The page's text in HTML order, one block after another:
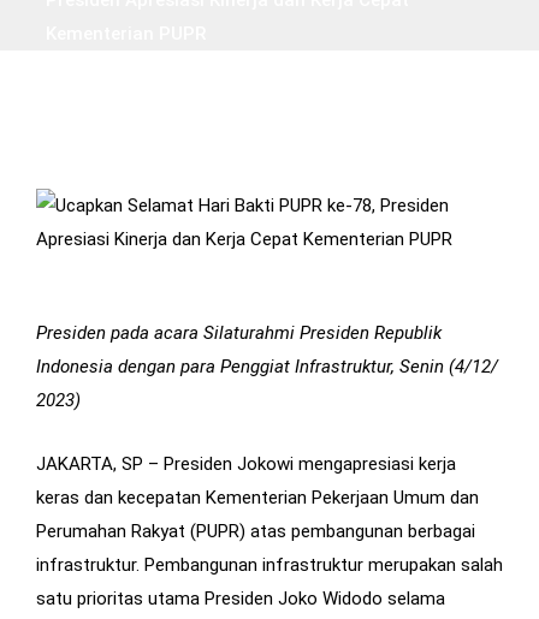
Presiden pada acara Silaturahmi Presiden Republik
Indonesia dengan para Penggiat Infrastruktur, Senin (4/12/
2023)
JAKARTA, SP – Presiden Jokowi mengapresiasi kerja
keras dan kecepatan Kementerian Pekerjaan Umum dan
Perumahan Rakyat (PUPR) atas pembangunan berbagai
infrastruktur. Pembangunan infrastruktur merupakan salah
satu prioritas utama Presiden Joko Widodo selama